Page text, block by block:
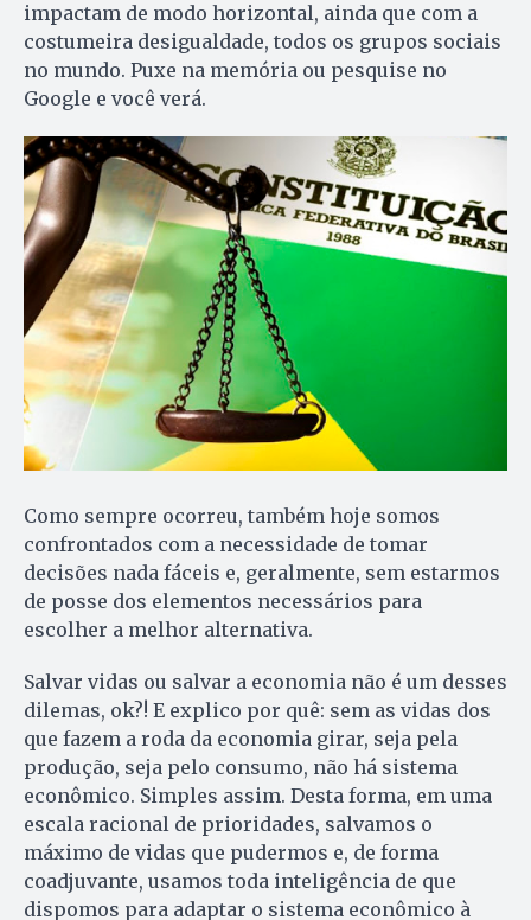
impactam de modo horizontal, ainda que com a
costumeira desigualdade, todos os grupos sociais
no mundo. Puxe na memória ou pesquise no
Google e você verá.
Como sempre ocorreu, também hoje somos
confrontados com a necessidade de tomar
decisões nada fáceis e, geralmente, sem estarmos
de posse dos elementos necessários para
escolher a melhor alternativa.
Salvar vidas ou salvar a economia não é um desses
dilemas, ok?! E explico por quê: sem as vidas dos
que fazem a roda da economia girar, seja pela
produção, seja pelo consumo, não há sistema
econômico. Simples assim. Desta forma, em uma
escala racional de prioridades, salvamos o
máximo de vidas que pudermos e, de forma
coadjuvante, usamos toda inteligência de que
dispomos para adaptar o sistema econômico à